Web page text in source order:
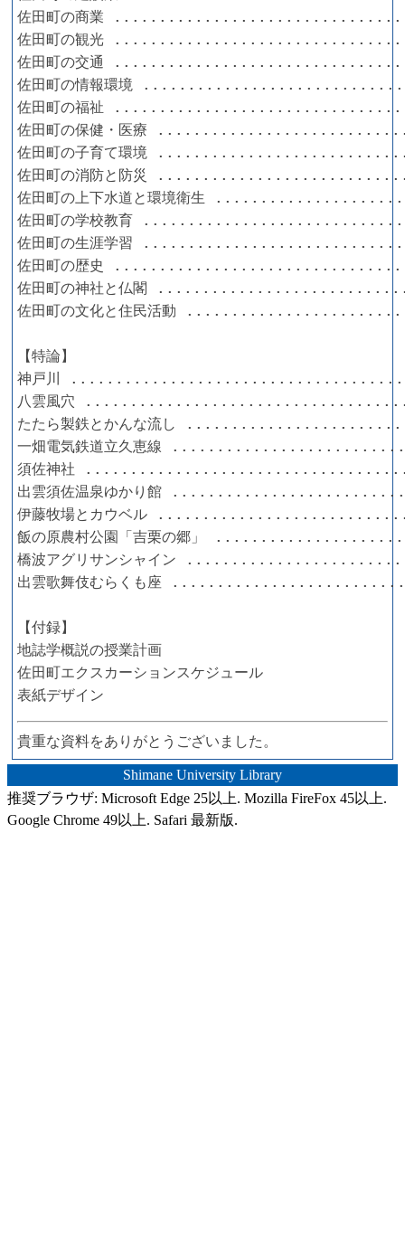
佐田町の商業
佐田町の観光
佐田町の交通
佐田町の情報環境
佐田町の福祉
佐田町の保健・医療
佐田町の子育て環境
佐田町の消防と防災
佐田町の上下水道と環境衛生
佐田町の学校教育
佐田町の生涯学習
佐田町の歴史
佐田町の神社と仏閣
佐田町の文化と住民活動
【特論】
神戸川
八雲風穴
たたら製鉄とかんな流し
一畑電気鉄道立久恵線
須佐神社
出雲須佐温泉ゆかり館
伊藤牧場とカウベル
飯の原農村公園「吉栗の郷」
橋波アグリサンシャイン
出雲歌舞伎むらくも座
【付録】
地誌学概説の授業計画
佐田町エクスカーションスケジュール
貴重な資料をありがとうございました。
Shimane University Library
推奨ブラウザ: Microsoft Edge 25以上. Mozilla FireFox 45以上.
Google Chrome 49以上. Safari 最新版.